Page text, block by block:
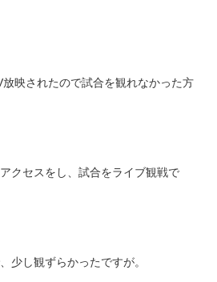
映されたので試合を観れなかった方
クセスをし、試合をライブ観戦で
少し観ずらかったですが。